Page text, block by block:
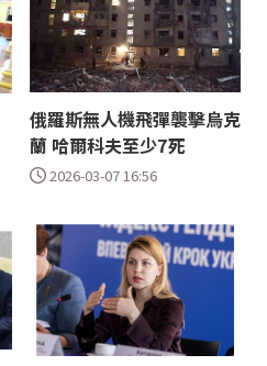
俄羅斯無人機飛彈襲擊烏克
蘭 哈爾科夫至少7死
2026-03-07 16:56